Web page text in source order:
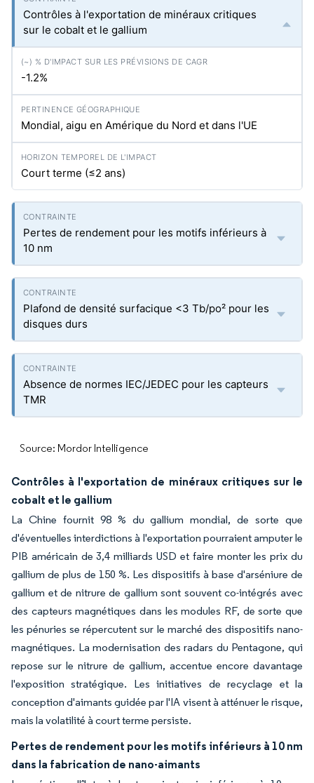
Contrôles à l'exportation de minéraux critiques
sur le cobalt et le gallium
-1.2%
Mondial, aigu en Amérique du Nord et dans l'UE
Court terme (≤2 ans)
Pertes de rendement pour les motifs inférieurs à
10 nm
Plafond de densité surfacique <3 Tb/po² pour les
disques durs
Absence de normes IEC/JEDEC pour les capteurs
TMR
Source: Mordor Intelligence
Contrôles à l'exportation de minéraux critiques sur le
cobalt et le gallium
La Chine fournit 98 % du gallium mondial, de sorte que
d'éventuelles interdictions à l'exportation pourraient amputer le
PIB américain de 3,4 milliards USD et faire monter les prix du
gallium de plus de 150 %. Les dispositifs à base d'arséniure de
gallium et de nitrure de gallium sont souvent co-intégrés avec
des capteurs magnétiques dans les modules RF, de sorte que
les pénuries se répercutent sur le marché des dispositifs nano-
magnétiques. La modernisation des radars du Pentagone, qui
repose sur le nitrure de gallium, accentue encore davantage
l'exposition stratégique. Les initiatives de recyclage et la
conception d'aimants guidée par l'IA visent à atténuer le risque,
mais la volatilité à court terme persiste.
Pertes de rendement pour les motifs inférieurs à 10 nm
dans la fabrication de nano-aimants